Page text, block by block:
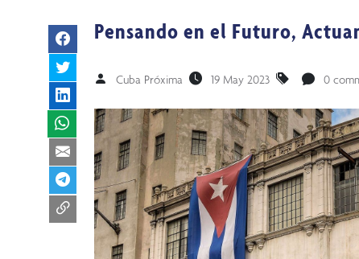
Pensando en el Futuro,
Cuba Próxima 19 May 2023 0